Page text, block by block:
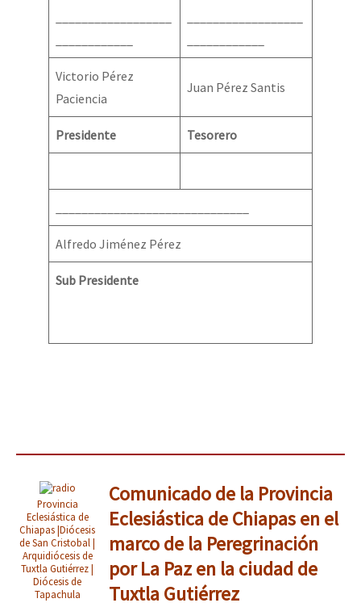
Victorio Pérez
Paciencia
Juan Pérez Santis
Presidente Tesorero
Alfredo Jiménez Pérez
Sub Presidente
Provincia
Eclesiástica de
Chiapas |Diócesis
de San Cristobal |
Arquidiócesis de
Tuxtla Gutiérrez |
Diócesis de
Tapachula
Comunicado de la Provincia
Eclesiástica de Chiapas en el
marco de la Peregrinación
por La Paz en la ciudad de
Tuxtla Gutiérrez